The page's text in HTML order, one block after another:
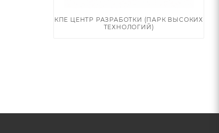
КПЕ ЦЕНТР РАЗРАБОТКИ (ПАРК ВЫСОКИХ
ТЕХНОЛОГИЙ)